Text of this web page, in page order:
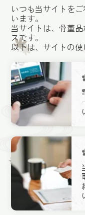
いつも当サイトを
います。
当サイトは、骨董
スです。
以下は、サイトの使